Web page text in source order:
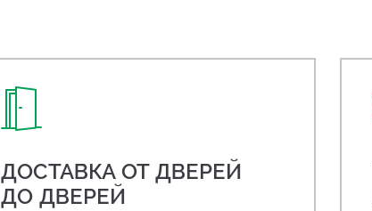
ДОСТАВКА ОТ ДВЕРЕЙ
ДО ДВЕРЕЙ